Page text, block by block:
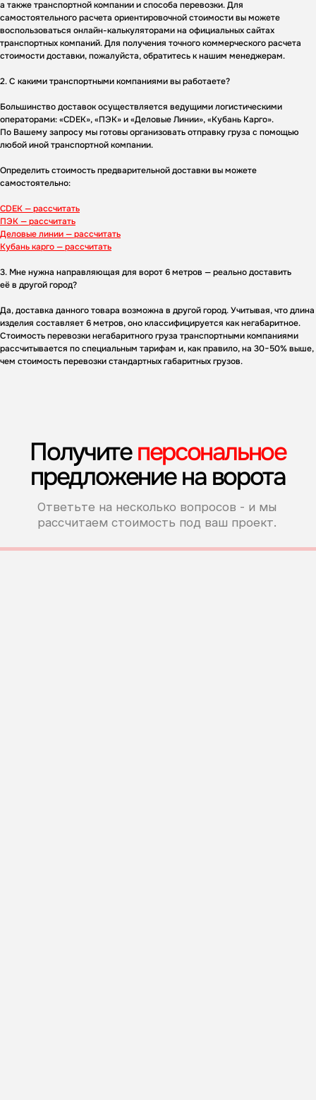
а также транспортной компании и способа перевозки. Для
самостоятельного расчета ориентировочной стоимости вы можете
воспользоваться онлайн-калькуляторами на официальных сайтах
транспортных компаний. Для получения точного коммерческого расчета
стоимости доставки, пожалуйста, обратитесь к нашим менеджерам.
2. С какими транспортными компаниями вы работаете?
Большинство доставок осуществляется ведущими логистическими
операторами: «CDEK», «ПЭК» и «Деловые Линии», «Кубань Карго».
По Вашему запросу мы готовы организовать отправку груза с помощью
любой иной транспортной компании.
Определить стоимость предварительной доставки вы можете
самостоятельно:
CDEK — рассчитать
ПЭК — рассчитать
Деловые линии — рассчитать
Кубань карго — рассчитать
3. Мне нужна направляющая для ворот 6 метров — реально доставить
её в другой город?
Да, доставка данного товара возможна в другой город. Учитывая, что длина
изделия составляет 6 метров, оно классифицируется как негабаритное.
Стоимость перевозки негабаритного груза транспортными компаниями
рассчитывается по специальным тарифам и, как правило, на 30−50% выше,
чем стоимость перевозки стандартных габаритных грузов.